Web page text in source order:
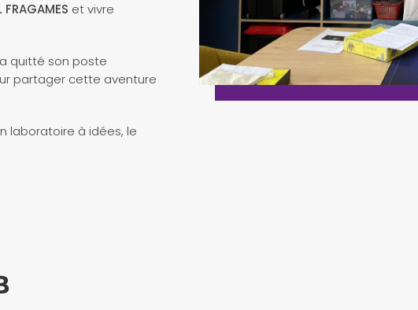
FRAGAMES et vivre
quitté son poste
partager cette aventure
laboratoire à idées, le